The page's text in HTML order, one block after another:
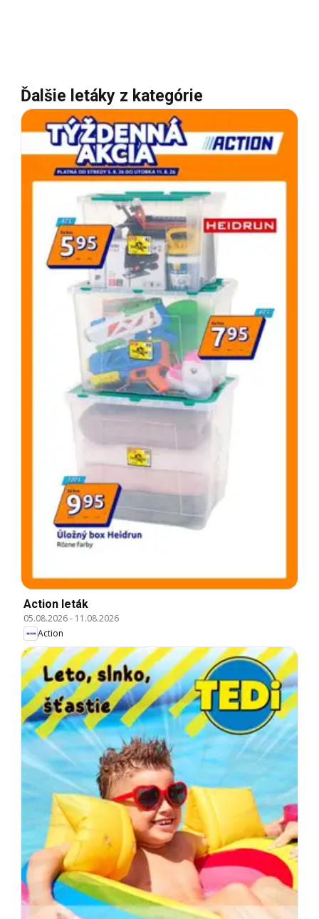
Ďalšie letáky z kategórie
Action leták
05.08.2026- 11.08.2026
Action